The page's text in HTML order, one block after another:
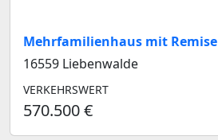
Mehrfamilienhaus mit Remise
16559 Liebenwalde
VERKEHRSWERT
570.500 €